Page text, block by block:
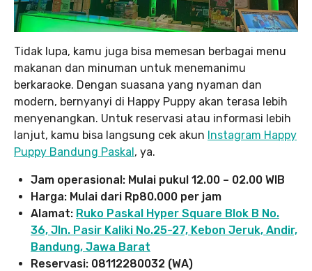
Tidak lupa, kamu juga bisa memesan berbagai menu
makanan dan minuman untuk menemanimu
berkaraoke. Dengan suasana yang nyaman dan
modern, bernyanyi di Happy Puppy akan terasa lebih
menyenangkan. Untuk reservasi atau informasi lebih
lanjut, kamu bisa langsung cek akun Instagram Happy
Puppy Bandung Paskal, ya.
Jam operasional: Mulai pukul 12.00 – 02.00 WIB
Harga: Mulai dari Rp80.000 per jam
Alamat: Ruko Paskal Hyper Square Blok B No.
36, Jln. Pasir Kaliki No.25-27, Kebon Jeruk, Andir,
Bandung, Jawa Barat
Reservasi: 08112280032 (WA)